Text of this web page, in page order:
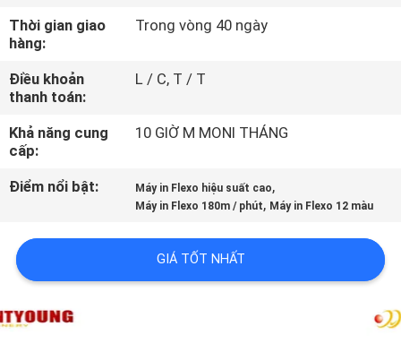
THAM
QUAN
NHÀ
MÁY
KIỂM
CHẤT
LƯỢNG
LIÊN
Thời gian giao
hàng:
Trong vòng 40 ngày
Điều khoản
thanh toán:
L / C, T / T
Khả năng cung
cấp:
10 GIỜ M MONI THÁNG
Điểm nổi bật: Máy in Flexo hiệu suất cao,
Máy in Flexo 180m / phút, Máy in Flexo 12 màu
GIÁ TỐT NHẤT